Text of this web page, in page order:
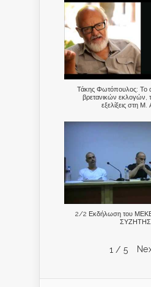
Τάκης Φωτόπουλος: Το
βρετανικών εκλογών,
εξελίξεις στη Μ.
2/2 Εκδήλωση του
1 / 5